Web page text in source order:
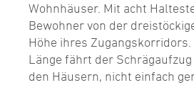
Wohnhäuser. Mit acht
Bewohner von der
Höhe ihres
Länge fährt der
den Häusern, nicht einfach